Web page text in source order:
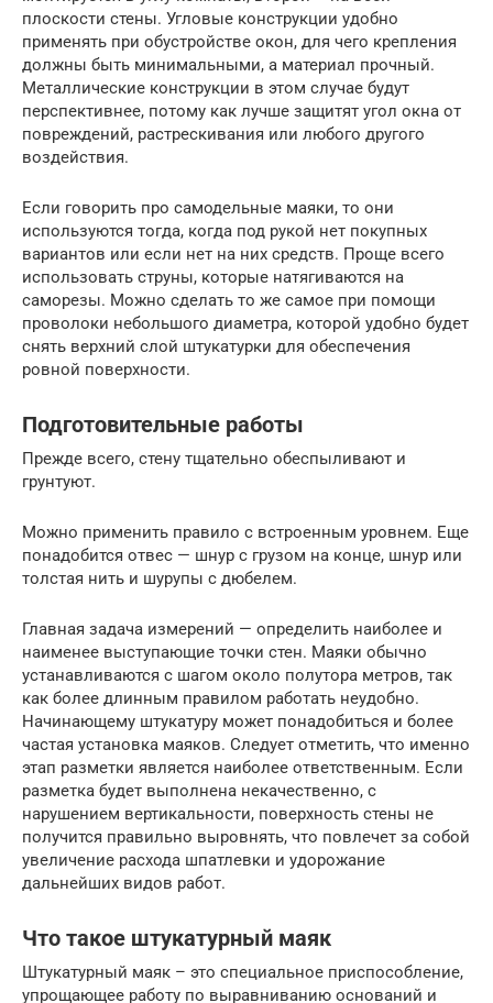
плоскости стены. Угловые конструкции удобно
применять при обустройстве окон, для чего крепления
должны быть минимальными, а материал прочный.
Металлические конструкции в этом случае будут
перспективнее, потому как лучше защитят угол окна от
повреждений, растрескивания или любого другого
воздействия.
Если говорить про самодельные маяки, то они
используются тогда, когда под рукой нет покупных
вариантов или если нет на них средств. Проще всего
использовать струны, которые натягиваются на
саморезы. Можно сделать то же самое при помощи
проволоки небольшого диаметра, которой удобно будет
снять верхний слой штукатурки для обеспечения
ровной поверхности.
Подготовительные работы
Прежде всего, стену тщательно обеспыливают и
грунтуют.
Можно применить правило с встроенным уровнем. Еще
понадобится отвес — шнур с грузом на конце, шнур или
толстая нить и шурупы с дюбелем.
Главная задача измерений — определить наиболее и
наименее выступающие точки стен. Маяки обычно
устанавливаются с шагом около полутора метров, так
как более длинным правилом работать неудобно.
Начинающему штукатуру может понадобиться и более
частая установка маяков. Следует отметить, что именно
этап разметки является наиболее ответственным. Если
разметка будет выполнена некачественно, с
нарушением вертикальности, поверхность стены не
получится правильно выровнять, что повлечет за собой
увеличение расхода шпатлевки и удорожание
дальнейших видов работ.
Что такое штукатурный маяк
Штукатурный маяк – это специальное приспособление,
упрощающее работу по выравниванию оснований и